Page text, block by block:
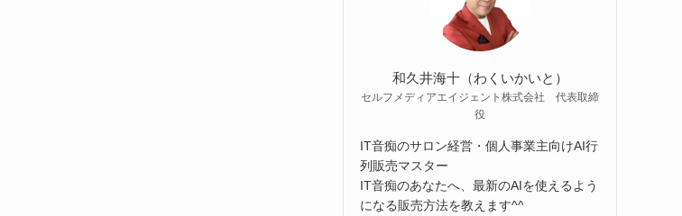
和久井海十（わくいかいと）
セルフメディアエイジェント株式会社 代表取締
役
IT音痴のサロン経営・個人事業主向けAI行
列販売マスター
IT音痴のあなたへ、最新のAIを使えるよう
になる販売方法を教えます^^